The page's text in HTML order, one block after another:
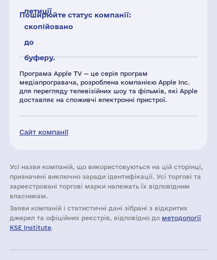
Програма Apple TV — це серія програм
медіапрогравача, розроблена компанією Apple Inc.
для перегляду телевізійних шоу та фільмів, які Apple
доставляє на споживчі електронні пристрої.
Сайт компанії
петиції
скопійовано
до
буферу.
Поширюйте статус компанії:
Усі назви компаній, що використовуються на цій сторінці,
призначені виключно заради ідентифікації. Усі торгові та
зареєстровані торгові марки належать їх відповідним
власникам.
Заяви компаній i статистичні дані зібрані з відкритих
джерел та офіційних реєстрів, відповідно до методології
KSE Institute.